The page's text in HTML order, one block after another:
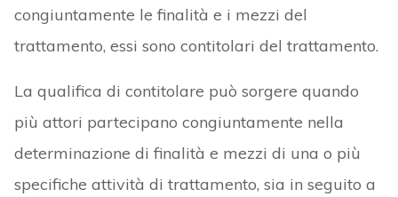
congiuntamente le finalità e i mezzi del
trattamento, essi sono contitolari del trattamento.
La qualifica di contitolare può sorgere quando
più attori partecipano congiuntamente nella
determinazione di finalità e mezzi di una o più
specifiche attività di trattamento, sia in seguito a